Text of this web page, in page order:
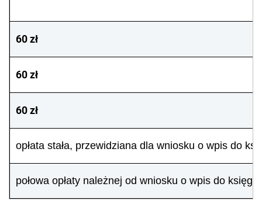
60 zł
60 zł
60 zł
opłata stała, przewidziana dla wniosku o wpis do
połowa opłaty należnej od wniosku o wpis do księgi